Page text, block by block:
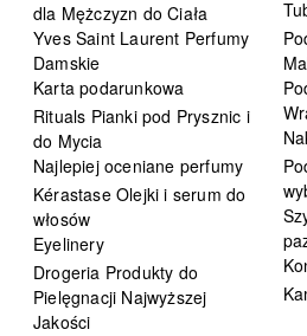
dla Mężczyzn do Ciała
Yves Saint Laurent Perfumy
Damskie
Karta podarunkowa
Rituals Pianki pod Prysznic i
do Mycia
Najlepiej oceniane perfumy
Kérastase Olejki i serum do
włosów
Eyelinery
Drogeria Produkty do
Pielęgnacji Najwyższej
Jakości